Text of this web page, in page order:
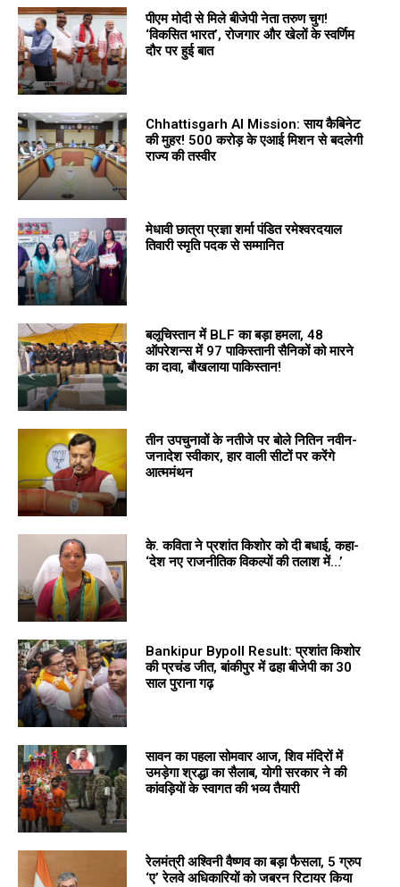
पीएम मोदी से मिले बीजेपी नेता तरुण चुग!
‘विकसित भारत’, रोजगार और खेलों के स्वर्णिम
दौर पर हुई बात
Chhattisgarh AI Mission: साय कैबिनेट
की मुहर! 500 करोड़ के एआई मिशन से बदलेगी
राज्य की तस्वीर
मेधावी छात्रा प्रज्ञा शर्मा पंडित रमेश्वरदयाल
तिवारी स्मृति पदक से सम्मानित
बलूचिस्तान में BLF का बड़ा हमला, 48
ऑपरेशन्स में 97 पाकिस्तानी सैनिकों को मारने
का दावा, बौखलाया पाकिस्तान!
तीन उपचुनावों के नतीजे पर बोले नितिन नवीन-
जनादेश स्वीकार, हार वाली सीटों पर करेंगे
आत्ममंथन
के. कविता ने प्रशांत किशोर को दी बधाई, कहा-
‘देश नए राजनीतिक विकल्पों की तलाश में…’
Bankipur Bypoll Result: प्रशांत किशोर
की प्रचंड जीत, बांकीपुर में ढहा बीजेपी का 30
साल पुराना गढ़
सावन का पहला सोमवार आज, शिव मंदिरों में
उमड़ेगा श्रद्धा का सैलाब, योगी सरकार ने की
कांवड़ियों के स्वागत की भव्य तैयारी
रेलमंत्री अश्विनी वैष्णव का बड़ा फैसला, 5 ग्रुप
‘ए’ रेलवे अधिकारियों को जबरन रिटायर किया